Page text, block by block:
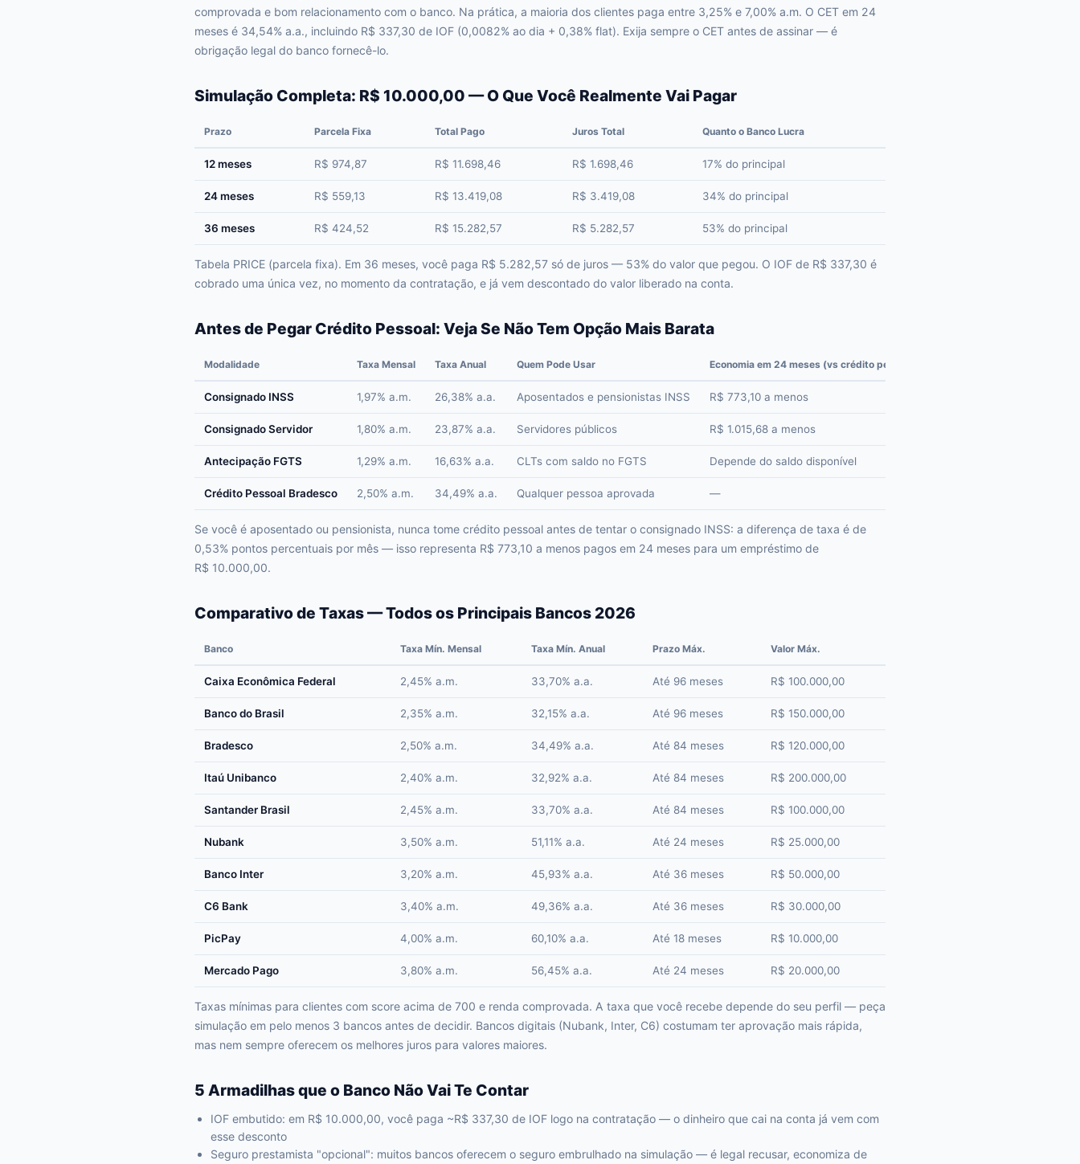
comprovada e bom relacionamento com o banco. Na prática, a maioria dos clientes paga entre 3,25% e 7,00% a.m. O CET em 24
meses é 34,54% a.a., incluindo R$ 337,30 de IOF (0,0082% ao dia + 0,38% flat). Exija sempre o CET antes de assinar — é
obrigação legal do banco fornecê-lo.
Simulação Completa: R$ 10.000,00 — O Que Você Realmente Vai Pagar
Prazo Parcela Fixa Total Pago Juros Total Quanto o Banco Lucra
12 meses R$ 974,87 R$ 11.698,46 R$ 1.698,46 17% do principal
24 meses R$ 559,13 R$ 13.419,08 R$ 3.419,08 34% do principal
36 meses R$ 424,52 R$ 15.282,57 R$ 5.282,57 53% do principal
Tabela PRICE (parcela fixa). Em 36 meses, você paga R$ 5.282,57 só de juros — 53% do valor que pegou. O IOF de R$ 337,30 é
cobrado uma única vez, no momento da contratação, e já vem descontado do valor liberado na conta.
Antes de Pegar Crédito Pessoal: Veja Se Não Tem Opção Mais Barata
Modalidade Taxa Mensal Taxa Anual Quem Pode Usar Economia em 24 meses (vs crédito pessoal)
Consignado INSS 1,97% a.m. 26,38% a.a. Aposentados e pensionistas INSS R$ 773,10 a menos
Consignado Servidor 1,80% a.m. 23,87% a.a. Servidores públicos R$ 1.015,68 a menos
Antecipação FGTS 1,29% a.m. 16,63% a.a. CLTs com saldo no FGTS Depende do saldo disponível
Crédito Pessoal Bradesco 2,50% a.m. 34,49% a.a. Qualquer pessoa aprovada —
Se você é aposentado ou pensionista, nunca tome crédito pessoal antes de tentar o consignado INSS: a diferença de taxa é de
0,53% pontos percentuais por mês — isso representa R$ 773,10 a menos pagos em 24 meses para um empréstimo de
R$ 10.000,00.
Comparativo de Taxas — Todos os Principais Bancos 2026
Banco Taxa Mín. Mensal Taxa Mín. Anual Prazo Máx. Valor Máx.
Caixa Econômica Federal 2,45% a.m. 33,70% a.a. Até 96 meses R$ 100.000,00
Banco do Brasil 2,35% a.m. 32,15% a.a. Até 96 meses R$ 150.000,00
Bradesco 2,50% a.m. 34,49% a.a. Até 84 meses R$ 120.000,00
Itaú Unibanco 2,40% a.m. 32,92% a.a. Até 84 meses R$ 200.000,00
Santander Brasil 2,45% a.m. 33,70% a.a. Até 84 meses R$ 100.000,00
Nubank 3,50% a.m. 51,11% a.a. Até 24 meses R$ 25.000,00
Banco Inter 3,20% a.m. 45,93% a.a. Até 36 meses R$ 50.000,00
C6 Bank 3,40% a.m. 49,36% a.a. Até 36 meses R$ 30.000,00
PicPay 4,00% a.m. 60,10% a.a. Até 18 meses R$ 10.000,00
Mercado Pago 3,80% a.m. 56,45% a.a. Até 24 meses R$ 20.000,00
Taxas mínimas para clientes com score acima de 700 e renda comprovada. A taxa que você recebe depende do seu perfil — peça
simulação em pelo menos 3 bancos antes de decidir. Bancos digitais (Nubank, Inter, C6) costumam ter aprovação mais rápida,
mas nem sempre oferecem os melhores juros para valores maiores.
5 Armadilhas que o Banco Não Vai Te Contar
IOF embutido: em R$ 10.000,00, você paga ~R$ 337,30 de IOF logo na contratação — o dinheiro que cai na conta já vem com
esse desconto
Seguro prestamista "opcional": muitos bancos oferecem o seguro embrulhado na simulação — é legal recusar, economiza de